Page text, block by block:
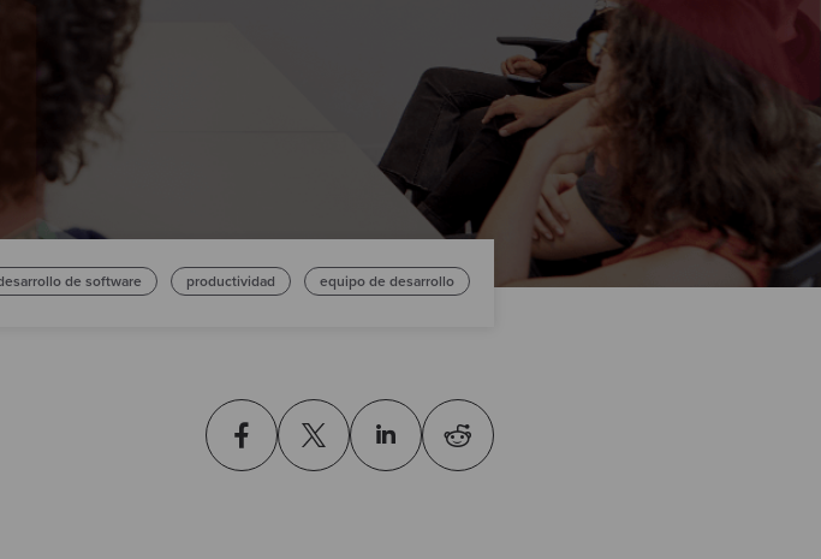
de software productividad equipo de desarrollo